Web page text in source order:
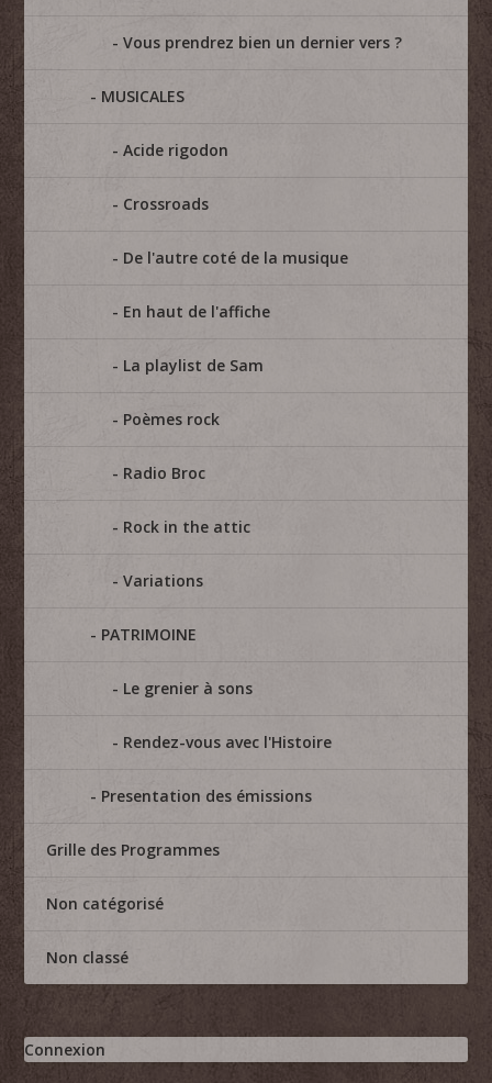
Vous prendrez bien un dernier vers ?
MUSICALES
Acide rigodon
Crossroads
De l'autre coté de la musique
En haut de l'affiche
La playlist de Sam
Poèmes rock
Radio Broc
Rock in the attic
Variations
PATRIMOINE
Le grenier à sons
Rendez-vous avec l'Histoire
Presentation des émissions
Grille des Programmes
Non catégorisé
Non classé
Connexion